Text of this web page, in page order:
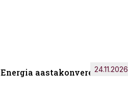
Energia aastakonverents 2026
24.11.2026